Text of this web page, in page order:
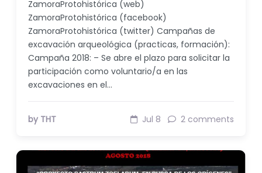
ZamoraProtohistórica (web)
ZamoraProtohistórica (facebook)
ZamoraProtohistórica (twitter) Campañas de
excavación arqueológica (practicas, formación):
Campaña 2018: – Se abre el plazo para solicitar la
participación como voluntario/a en las
excavaciones en el…
by THT Jul 8 2 comments